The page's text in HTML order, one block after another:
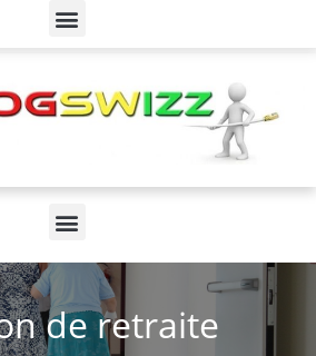
de retraite